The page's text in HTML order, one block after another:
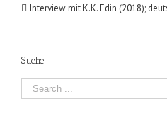
Interview mit K.K. Edin (2018);
Suche